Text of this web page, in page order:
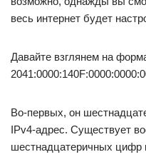
весь интернет будет
Давайте взглянем на
Во-первых, он
IPv4-адрес. Существует
шестнадцатеричных цифр